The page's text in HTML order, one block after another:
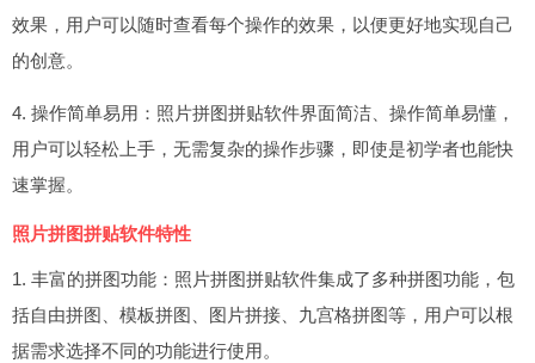
效果，用户可以随时查看每个操作的效果，以便更好地实现自己
的创意。
4. 操作简单易用：照片拼图拼贴软件界面简洁、操作简单易懂，
用户可以轻松上手，无需复杂的操作步骤，即使是初学者也能快
速掌握。
照片拼图拼贴软件特性
1. 丰富的拼图功能：照片拼图拼贴软件集成了多种拼图功能，包
括自由拼图、模板拼图、图片拼接、九宫格拼图等，用户可以根
据需求选择不同的功能进行使用。